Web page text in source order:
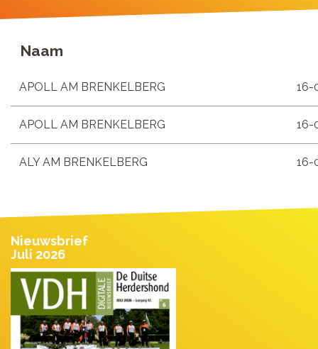
Naam
APOLL AM BRENKELBERG 16-
APOLL AM BRENKELBERG 16-
ALY AM BRENKELBERG 16-
Nieuwsbrief
Juli 2026